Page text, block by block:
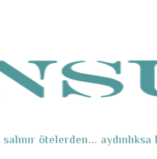
ötelerden... aydınlıksa